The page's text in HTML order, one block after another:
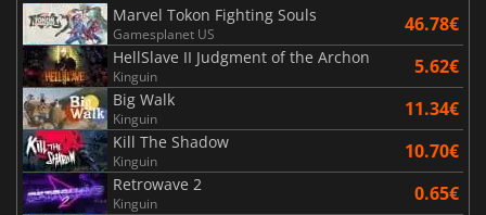
Marvel Tokon Fighting Souls
Gamesplanet US 46.78€
HellSlave II Judgment of the Archon
Kinguin 5.62€
Big Walk
Kinguin 11.34€
Kill The Shadow
Kinguin 10.70€
Retrowave 2
Kinguin 0.65€